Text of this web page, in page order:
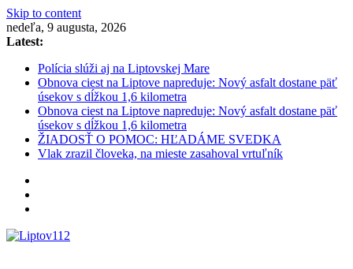
Skip to content
nedeľa, 9 augusta, 2026
Latest:
Polícia slúži aj na Liptovskej Mare
Obnova ciest na Liptove napreduje: Nový asfalt dostane päť
úsekov s dĺžkou 1,6 kilometra
Obnova ciest na Liptove napreduje: Nový asfalt dostane päť
úsekov s dĺžkou 1,6 kilometra
ŽIADOSŤ O POMOC: HĽADÁME SVEDKA
Vlak zrazil človeka, na mieste zasahoval vrtuľník